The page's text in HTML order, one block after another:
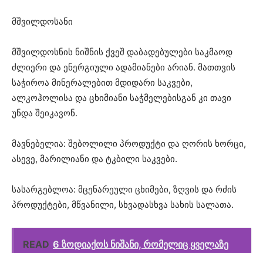
მშვილდოსანი
მშვილდოსნის ნიშნის ქვეშ დაბადებულები საკმაოდ
ძლიერი და ენერგიული ადამიანები არიან. მათთვის
საჭიროა მინერალებით მდიდარი საკვები,
ალკოჰოლისა და ცხიმიანი საჭმელებისგან კი თავი
უნდა შეიკავონ.
მავნებელია: შებოლილი პროდუქტი და ღორის ხორცი,
ასევე, მარილიანი და ტკბილი საკვები.
სასარგებლოა: მცენარეული ცხიმები, ზღვის და რძის
პროდუქტები, მწვანილი, სხვადასხვა სახის სალათა.
READ 6 ზოდიაქოს ნიშანი, რომელიც ყველაზე